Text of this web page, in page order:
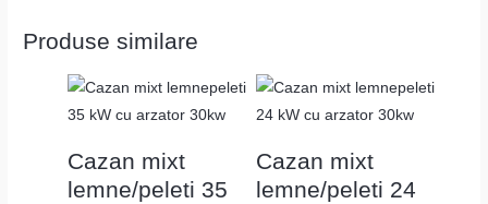
Produse similare
Cazan mixt
lemne/peleti 35
Cazan mixt
lemne/peleti 24